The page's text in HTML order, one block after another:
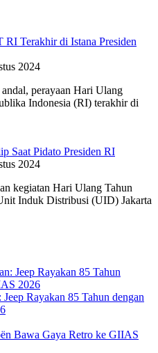
Terakhir di Istana Presiden
2024
perayaan Hari Ulang
Indonesia (RI) terakhir di
Saat Pidato Presiden RI
2024
kegiatan Hari Ulang Tahun
Induk Distribusi (UID) Jakarta
Rayakan 85 Tahun dengan